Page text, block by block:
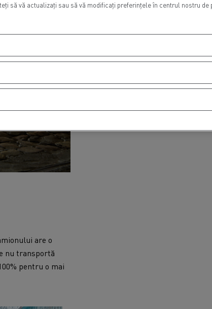
are o
nu transportă
pentru o mai
vă actualizați sau să vă modificați preferințele în centrul nostru